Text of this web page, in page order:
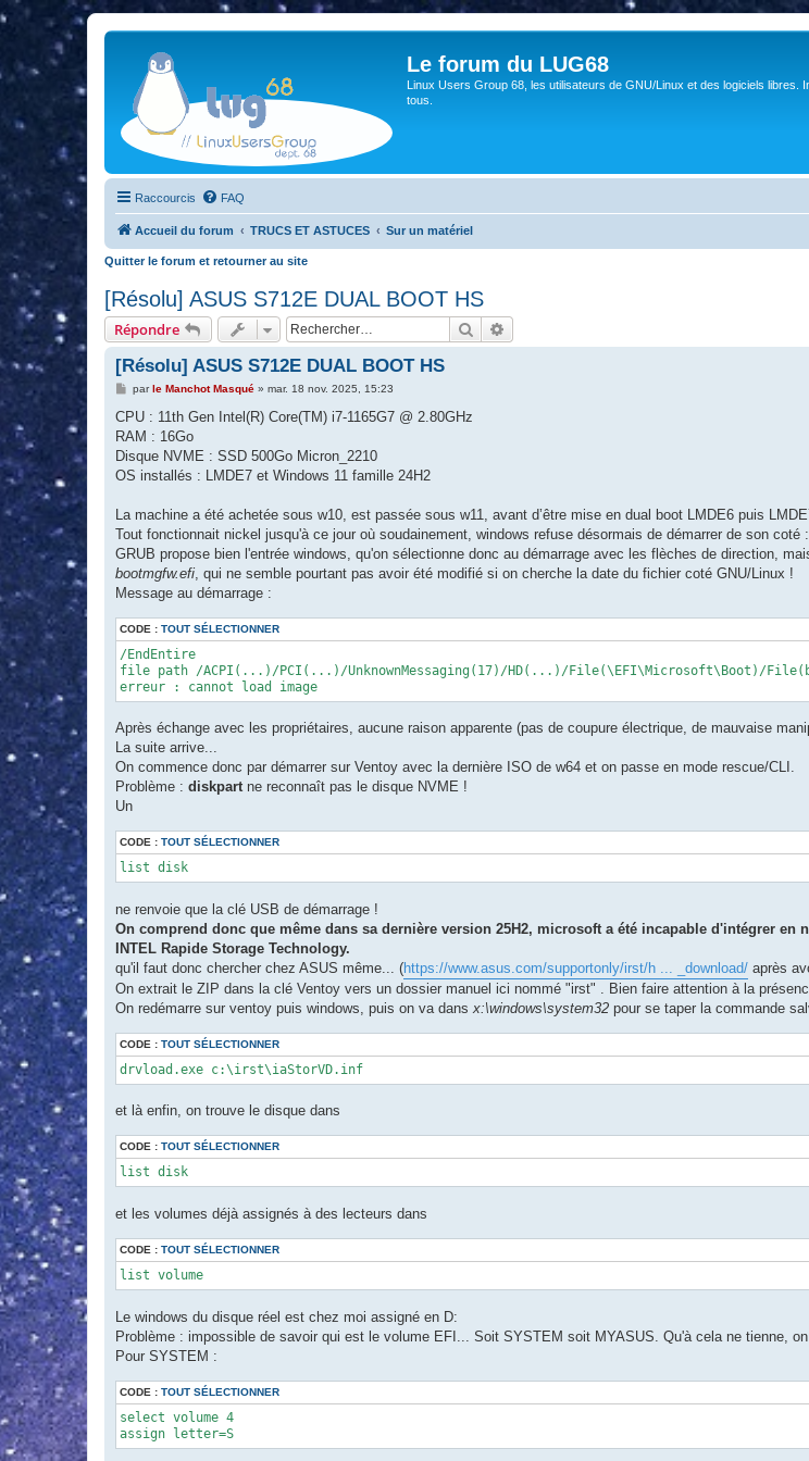
Le forum du LUG68
Linux Users Group 68, les utilisateurs de GNU/Linux et des logiciels libres.
tous.
Raccourcis FAQ
Accueil du forum TRUCS ET ASTUCES Sur un matériel
Quitter le forum et retourner au site
[Résolu] ASUS S712E DUAL BOOT HS
Répondre Rechercher
[Résolu] ASUS S712E DUAL BOOT HS
M
s
a
g
parle Manchot Masqué» mar. 18 nov. 2025, 15:23
CPU : 11th Gen Intel(R) Core(TM) i7-1165G7 @ 2.80GHz
RAM : 16Go
Disque NVME : SSD 500Go Micron_2210
OS installés : LMDE7 et Windows 11 famille 24H2
La machine a été achetée sous w10, est passée sous w11, avant d’être mise en dual boot LMDE6 puis
Tout fonctionnait nickel jusqu'à ce jour où soudainement, windows refuse désormais de démarrer de son coté :
GRUB propose bien l'entrée windows, qu'on sélectionne donc au démarrage avec les flèches de direction,
bootmgfw.efi , qui ne semble pourtant pas avoir été modifié si on cherche la date du fichier coté GNU/Linux !
Message au démarrage :
CODE : TOUT SÉLECTIONNER
/EndEntire
file path /ACPI(...)/PCI(...)/UnknownMessaging(17)/HD(...)/File(\EFI\Microsoft\Boot)/
erreur : cannot load image
Après échange avec les propriétaires, aucune raison apparente (pas de coupure électrique, de mauvaise
La suite arrive...
On commence donc par démarrer sur Ventoy avec la dernière ISO de w64 et on passe en mode rescue/CLI.
Problème : diskpartne reconnaît pas le disque NVME !
Un
CODE : TOUT SÉLECTIONNER
list disk
ne renvoie que la clé USB de démarrage !
On comprend donc que même dans sa dernière version 25H2, microsoft a été incapable d'intégrer en
INTEL Rapide Storage Technology.
qu'il faut donc chercher chez ASUS même... (https://www.asus.com/supportonly/irst/h ... _download/ après
On extrait le ZIP dans la clé Ventoy vers un dossier manuel ici nommé "irst" . Bien faire attention à la
On redémarre sur ventoy puis windows, puis on va dans x:\windows\system32 pour se taper la commande
CODE : TOUT SÉLECTIONNER
drvload.exe c:\irst\iaStorVD.inf
et là enfin, on trouve le disque dans
CODE : TOUT SÉLECTIONNER
list disk
et les volumes déjà assignés à des lecteurs dans
CODE : TOUT SÉLECTIONNER
list volume
Le windows du disque réel est chez moi assigné en D:
Problème : impossible de savoir qui est le volume EFI... Soit SYSTEM soit MYASUS. Qu'à cela ne tienne,
Pour SYSTEM :
CODE : TOUT SÉLECTIONNER
select volume 4
assign letter=S